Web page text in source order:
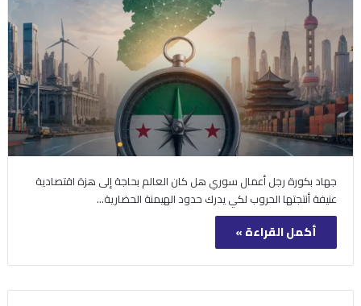
جهاد بكورة رجل أعمال سوري هل كان العالم بحاجة إلى هزة اقتصادية
عنيفة أنتجتها الحروب لكي يدرك حدود الهيمنة الحضارية…
أكمل القراءة »